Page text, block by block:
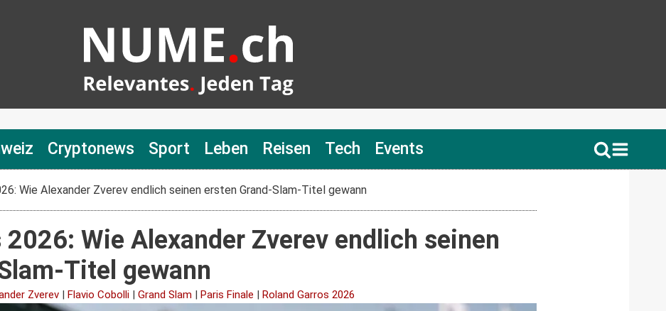
Cryptonews Sport Leben Reisen Tech Events
Wie Alexander Zverev endlich seinen ersten Grand-Slam-Titel gewann
2026: Wie Alexander Zverev endlich seinen
Titel gewann
Zverev | Flavio Cobolli | Grand Slam | Paris Finale | Roland Garros 2026